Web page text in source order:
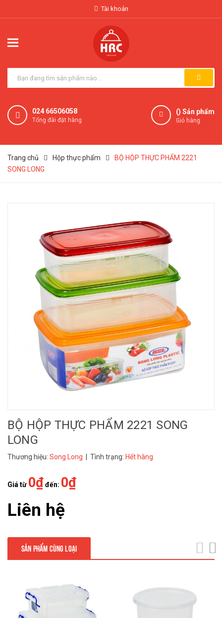
Tài khoản
024 66506058
Tổng đài đặt hàng
() Sản phẩm
Giỏ hàng
Trang chủ Hộp thực phẩm
BỘ HỘP THỰC PHẨM 2221
SONG LONG
BỘ HỘP THỰC PHẨM 2221 SONG
LONG
Thương hiệu: Song Long | Tình trạng: Hết hàng
Giá từ 0₫đến: 0₫
Liên hệ
SẢN PHẨM CÙNG LOẠI